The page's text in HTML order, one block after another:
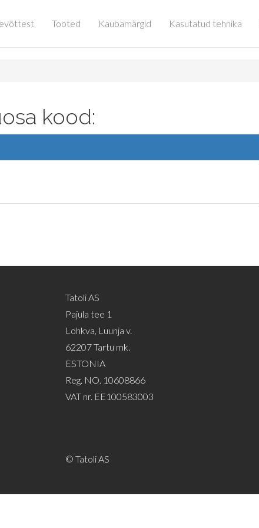
Tooted Kaubamärgid Kasutatud tehnika
kood:
Tatoli AS
Pajula tee 1
Lohkva, Luunja v.
62207 Tartu mk.
ESTONIA
Reg. NO. 10608866
VAT nr. EE100583003
© Tatoli AS